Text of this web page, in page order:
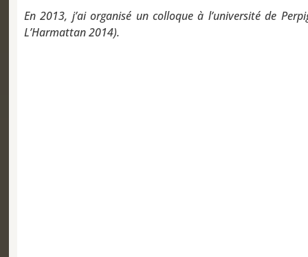
En 2013, j’ai organisé un colloque à l’université de
L’Harmattan 2014).